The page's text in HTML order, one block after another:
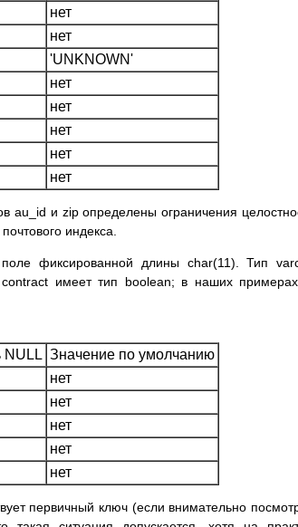
нет
нет
'UNKNOWN'
нет
нет
нет
нет
нет
и zip определены ограничения
индекса.
фиксированной длины char(11). Тип
contract имеет тип boolean; в наших
NULL Значение по умолчанию
нет
нет
нет
нет
нет
первичный ключ (если внимательно